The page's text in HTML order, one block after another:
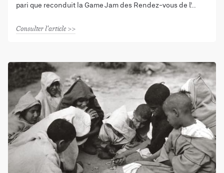
pari que reconduit la Game Jam des Rendez-vous de l’
Consulter l'article